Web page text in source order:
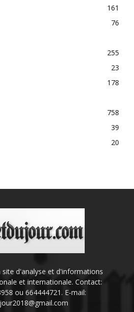
161
76
255
23
178
758
39
20
d'analyse et d'informations
et internationale. Contact:
ou 664444721. E-mail: